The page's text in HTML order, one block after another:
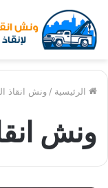
الرئيسية / ونش انقاذ
ونش